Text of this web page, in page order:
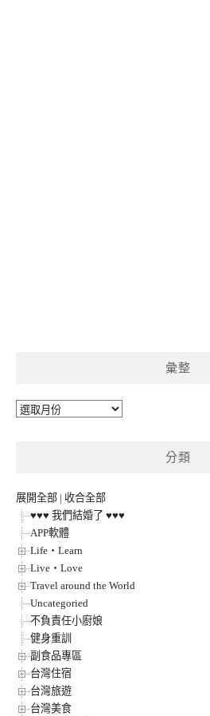
彙整
彙
分類
展開全部 | 收合全部
♥♥♥ 我們結婚了 ♥♥♥
APP軟體
Life‧Learn
Live‧Love
Travel around the World
Uncategoried
不負責任小廚娘
健身重訓
副食品專區
台灣住宿
台灣旅遊
台灣美食